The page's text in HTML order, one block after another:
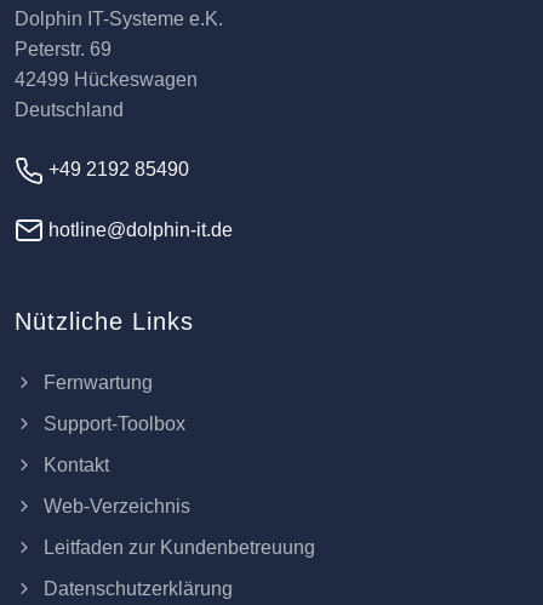
Dolphin IT-Systeme e.K.
Peterstr. 69
42499 Hückeswagen
Deutschland
+49 2192 85490
hotline@dolphin-it.de
Nützliche Links
Fernwartung
Support-Toolbox
Kontakt
Web-Verzeichnis
Leitfaden zur Kundenbetreuung
Datenschutzerklärung